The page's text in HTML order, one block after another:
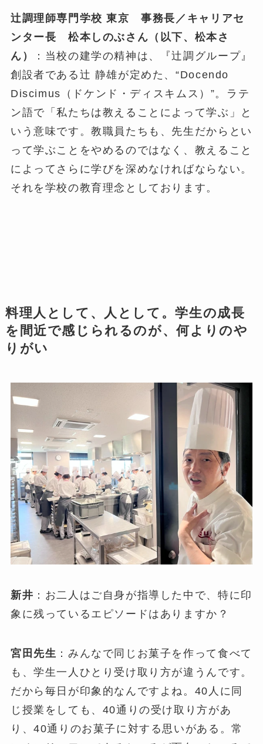
辻調理師専門学校 東京 事務長／キャリアセ
ンター長 松本しのぶさん（以下、松本さ
ん）
：当校の建学の精神は、『辻調グループ』
創設者である辻 静雄が定めた、“Docendo
Discimus（ドケンド・ディスキムス）”。ラテ
ン語で「私たちは教えることによって学ぶ」と
いう意味です。教職員たちも、先生だからとい
って学ぶことをやめるのではなく、教えること
によってさらに学びを深めなければならない。
それを学校の教育理念としております。
料理人として、人として。学生の成長
を間近で感じられるのが、何よりのや
りがい
新井 ：お二人はご自身が指導した中で、特に印
象に残っているエピソードはありますか？
宮田先生 ：みんなで同じお菓子を作って食べて
も、学生一人ひとり受け取り方が違うんです。
だから毎日が印象的なんですよね。40人に同
じ授業をしても、40通りの受け取り方があ
り、40通りのお菓子に対する思いがある。常